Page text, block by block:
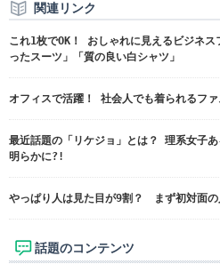
関連リンク
これ1枚でOK！ おしゃれに見えるビジネ
ったスーツ」「質の良い白シャツ」
オフィスで活躍！ 社会人でも着られるフ
最近話題の「リケジョ」とは？ 理系女子
明らかに?!
やっぱり人は見た目が9割？ まず初対面の
話題のコンテンツ